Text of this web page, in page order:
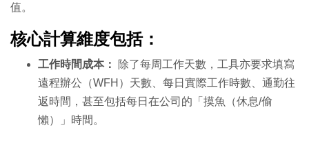
值。
核心計算維度包括：
工作時間成本：
除了每周工作天數，工具亦要求填寫
遠程辦公（WFH）天數、每日實際工作時數、通勤往
返時間，甚至包括每日在公司的「摸魚（休息/偷
懶）」時間。